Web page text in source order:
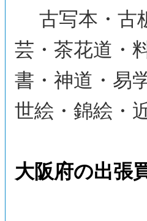
古写本・古
芸・茶花道・
書・神道・易
世絵・錦絵・
大阪府の出張